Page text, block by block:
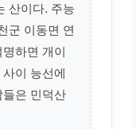
산이다. 주능
군 이동면 연
하면 개이
이 능선에
은 민덕산